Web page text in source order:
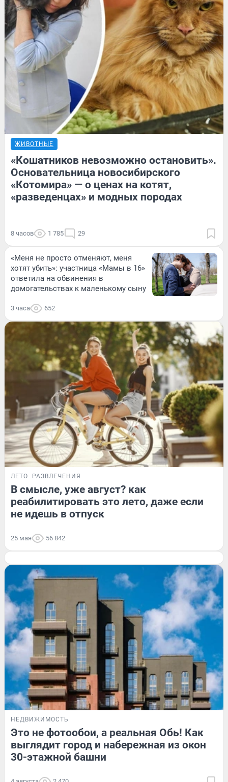
ЖИВОТНЫЕ
«Кошатников невозможно остановить».
Основательница новосибирского
«Котомира» — о ценах на котят,
«разведенцах» и модных породах
8 часов 1 785 29
«Меня не просто отменяют, меня
хотят убить»: участница «Мамы в 16»
ответила на обвинения в
домогательствах к маленькому сыну
3 часа 652
ЛЕТО РАЗВЛЕЧЕНИЯ
В смысле, уже август? как
реабилитировать это лето, даже если
не идешь в отпуск
25 мая 56 842
НЕДВИЖИМОСТЬ
Это не фотообои, а реальная Обь! Как
выглядит город и набережная из окон
30-этажной башни